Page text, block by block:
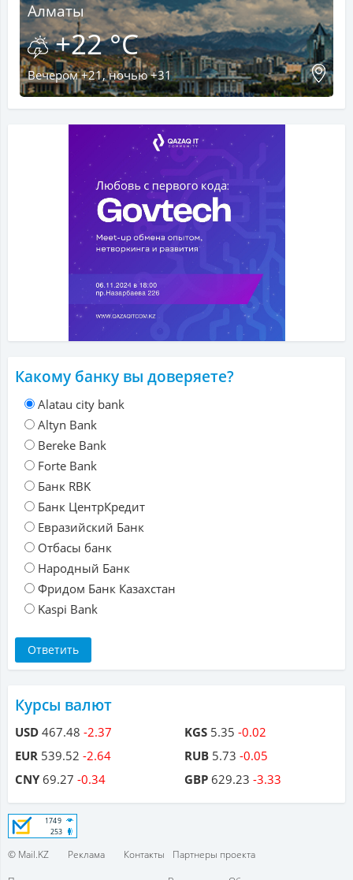
Алматы
+22 °C
Вечером +21, ночью +31
Какому банку вы доверяете?
Alatau city bank
Altyn Bank
Bereke Bank
Forte Bank
Банк RBK
Банк ЦентрКредит
Евразийский Банк
Отбасы банк
Народный Банк
Фридом Банк Казахстан
Kaspi Bank
Курсы валют
USD 467.48 -2.37
EUR 539.52 -2.64
CNY69.27 -0.34
KGS 5.35 -0.02
RUB 5.73 -0.05
GBP 629.23 -3.33
© Mail.KZ Реклама Контакты
Партнеры проекта